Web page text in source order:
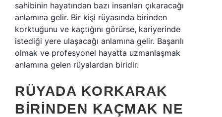
sahibinin hayatından bazı insanları çıkaracağı
anlamına gelir. Bir kişi rüyasında birinden
korktuğunu ve kaçtığını görürse, kariyerinde
istediği yere ulaşacağı anlamına gelir. Başarılı
olmak ve profesyonel hayatta uzmanlaşmak
anlamına gelen rüyalardan biridir.
RÜYADA KORKARAK
BIRINDEN KAÇMAK NE